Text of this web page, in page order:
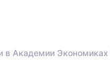
в Академии